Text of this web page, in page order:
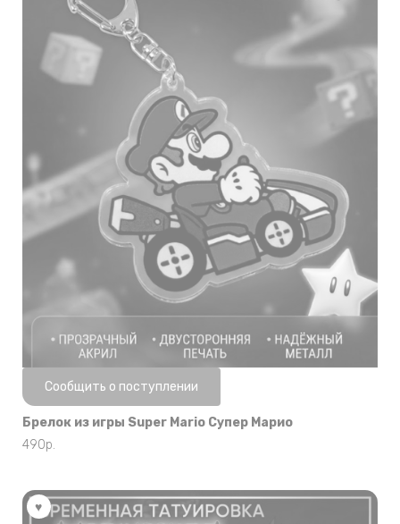
Нет в наличии
Сообщить о поступлении
Брелок из игры Super Mario Супер Марио
490р.